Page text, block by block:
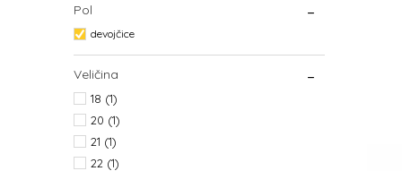
Pol
devojčice
Veličina
18 (1)
20 (1)
21 (1)
22 (1)